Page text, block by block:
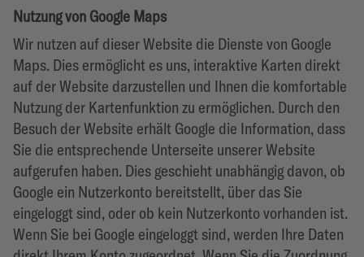
Nutzung von Google Maps
Wir nutzen auf dieser Website die Dienste von Google
Maps. Dies ermöglicht es uns, interaktive Karten direkt
auf der Website darzustellen und Ihnen die komfortable
Nutzung der Kartenfunktion zu ermöglichen. Durch den
Besuch der Website erhält Google die Information, dass
Sie die entsprechende Unterseite unserer Website
aufgerufen haben. Dies geschieht unabhängig davon, ob
Google ein Nutzerkonto bereitstellt, über das Sie
eingeloggt sind, oder ob kein Nutzerkonto vorhanden ist.
Wenn Sie bei Google eingeloggt sind, werden Ihre Daten